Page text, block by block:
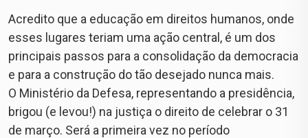
Acredito que a educação em direitos humanos, onde
esses lugares teriam uma ação central, é um dos
principais passos para a consolidação da democracia
e para a construção do tão desejado nunca mais.
O Ministério da Defesa, representando a presidência,
brigou (e levou!) na justiça o direito de celebrar o 31
de março. Será a primeira vez no período